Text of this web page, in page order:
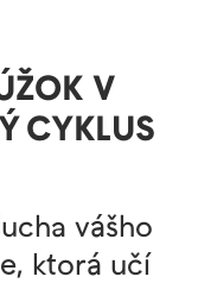
V
CYKLUS
vášho
ktorá učí